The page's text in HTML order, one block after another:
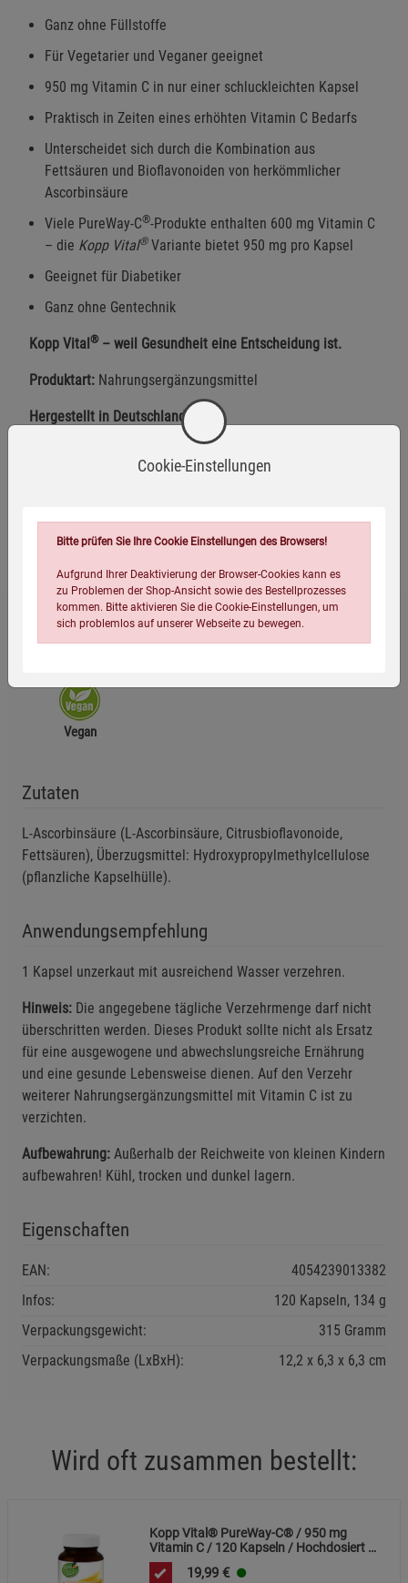
Ganz ohne Füllstoffe
Für Vegetarier und Veganer geeignet
950 mg Vitamin C in nur einer schluckleichten Kapsel
Praktisch in Zeiten eines erhöhten Vitamin C Bedarfs
Unterscheidet sich durch die Kombination aus
Fettsäuren und Bioflavonoiden von herkömmlicher
Ascorbinsäure
Viele PureWay-C®-Produkte enthalten 600 mg Vitamin C
– die Kopp Vital®Variante bietet 950 mg pro Kapsel
Geeignet für Diabetiker
Ganz ohne Gentechnik
Kopp Vital®– weil Gesundheit eine Entscheidung ist.
Produktart: Nahrungsergänzungsmittel
Hergestellt in Deutschland
Zusammensetzung
Herstellerinformationen
Vegan
Zutaten
L-Ascorbinsäure (L-Ascorbinsäure, Citrusbioflavonoide,
Fettsäuren), Überzugsmittel: Hydroxypropylmethylcellulose
(pflanzliche Kapselhülle).
Anwendungsempfehlung
1 Kapsel unzerkaut mit ausreichend Wasser verzehren.
Hinweis: Die angegebene tägliche Verzehrmenge darf nicht
überschritten werden. Dieses Produkt sollte nicht als Ersatz
für eine ausgewogene und abwechslungsreiche Ernährung
und eine gesunde Lebensweise dienen. Auf den Verzehr
weiterer Nahrungsergänzungsmittel mit Vitamin C ist zu
verzichten.
Aufbewahrung: Außerhalb der Reichweite von kleinen Kindern
aufbewahren! Kühl, trocken und dunkel lagern.
Eigenschaften
EAN:
4054239013382
Infos:
120 Kapseln, 134 g
Verpackungsgewicht:
315 Gramm
Verpackungsmaße (LxBxH):
12,2 6,3 6,3 cm
Wird oft zusammen bestellt:
Kopp Vital® PureWay-C® / 950 mg
Vitamin C / 120 Kapseln / Hochdosiert /
Schnelle Resorption / Vegan
19,99 €
Cookie-Einstellungen
Bitte prüfen Sie Ihre Cookie Einstellungen des Browsers!
Aufgrund Ihrer Deaktivierung der Browser-Cookies kann es
zu Problemen der Shop-Ansicht sowie des Bestellprozesses
kommen. Bitte aktivieren Sie die Cookie-Einstellungen, um
sich problemlos auf unserer Webseite zu bewegen.
Einstellungen speichern für die Gruppe
Zurück Einstellungen speichern für die Gruppe
Einwilligung nicht erteilen
Funktionale Cookies (1) Funktionale
Beschreibung Funktionale Cookies
Cookie-Informationenanzeigen
Statistik Cookies (2)
Cookie-Informationenanzeigen
Marketing Cookies (3)
Impressum